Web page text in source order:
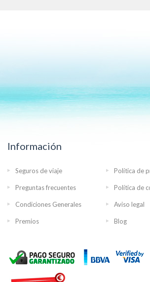
Información
Seguros de viaje Política de
Preguntas frecuentes Política de
Condiciones Generales Aviso legal
Premios Blog